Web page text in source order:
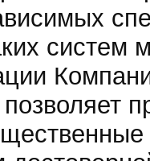
систем